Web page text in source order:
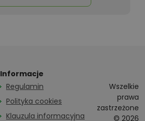
Informacje
Regulamin
Polityka cookies
Klauzula informacyjna
Wszelkie
prawa
zastrzeżone
© 2026